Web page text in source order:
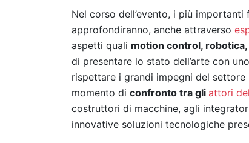
Nel corso dell’evento, i più
approfondiranno, anche attraverso
aspetti quali motion control,
di presentare lo stato dell’arte con
rispettare i grandi impegni del
momento di confronto tra gli attori
costruttori di macchine, agli
innovative soluzioni tecnologiche